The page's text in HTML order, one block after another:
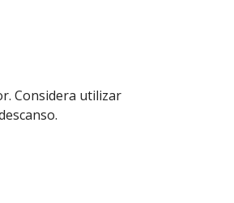
Considera utilizar